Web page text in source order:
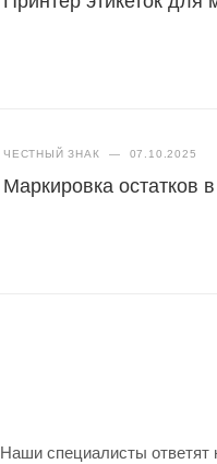
ЧЕСТНЫЙ ЗНАК — 07.10.2025
Маркировка остатков
Наши специалисты ответят